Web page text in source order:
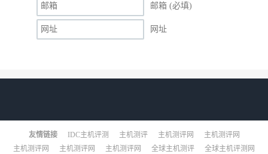
邮箱 (必填)
网址
友情链接 IDC主机评测 主机测评 主机测评网
主机测评网
主机测评网
主机测评网 主机测评网 全球主机测评 全球主机评测网